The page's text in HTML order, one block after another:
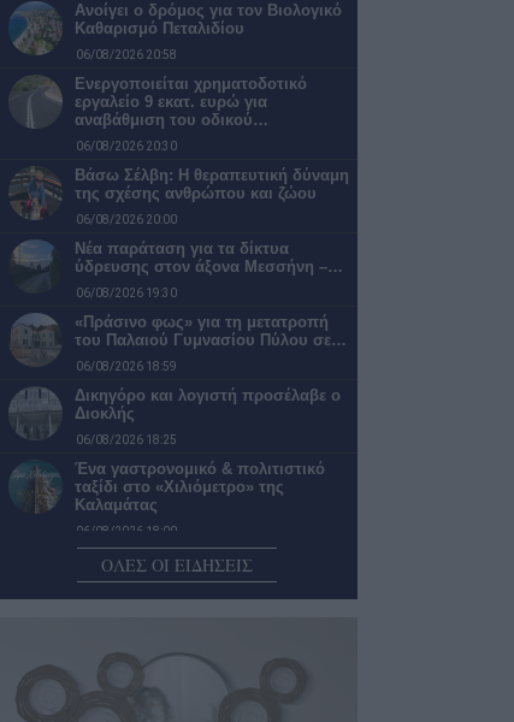
Ανοίγει ο δρόμος για τον Βιολογικό
Καθαρισμό Πεταλιδίου
06/08/2026 20:58
Ενεργοποιείται χρηματοδοτικό
εργαλείο 9 εκατ. ευρώ για
αναβάθμιση του οδικού…
06/08/2026 20:30
Βάσω Σέλβη: Η θεραπευτική δύναμη
της σχέσης ανθρώπου και ζώου
06/08/2026 20:00
Νέα παράταση για τα δίκτυα
ύδρευσης στον άξονα Μεσσήνη –…
06/08/2026 19:30
«Πράσινο φως» για τη μετατροπή
του Παλαιού Γυμνασίου Πύλου σε…
06/08/2026 18:59
Δικηγόρο και λογιστή προσέλαβε ο
Διοκλής
06/08/2026 18:25
Ένα γαστρονομικό & πολιτιστικό
ταξίδι στο «Χιλιόμετρο» της
Καλαμάτας
06/08/2026 18:00
Μεσσηνία: Χωρίς νεκρούς από
τροχαία ατυχήματα, αλλά με 8
τραυματίες…
Γ.Φάβας: Θα ξανανοίξουν για το
κοινό οι δημόσιες τουαλέτες στο…
06/08/2026 17:01
ΟΛΕΣ ΟΙ ΕΙΔΗΣΕΙΣ